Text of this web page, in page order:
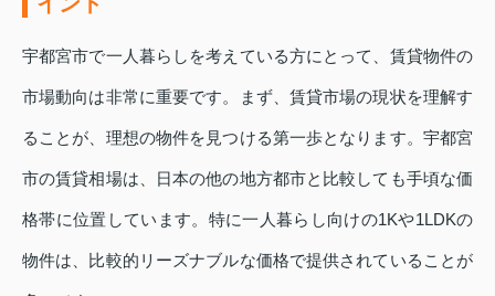
宇都宮市で一人暮らしを考えている方にとって、賃貸物件の
市場動向は非常に重要です。まず、賃貸市場の現状を理解す
ることが、理想の物件を見つける第一歩となります。宇都宮
市の賃貸相場は、日本の他の地方都市と比較しても手頃な価
格帯に位置しています。特に一人暮らし向けの1Kや1LDKの
物件は、比較的リーズナブルな価格で提供されていることが